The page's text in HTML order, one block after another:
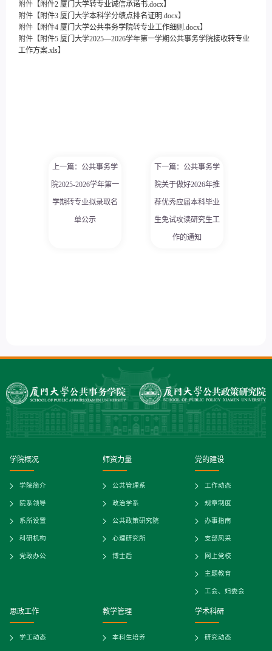
附件【 附件2 厦门大学转专业诚信承诺书.docx】
附件【 附件3 厦门大学本科学分绩点排名证明.docx】
附件【 附件4 厦门大学公共事务学院转专业工作细则.docx】
附件【 附件5 厦门大学2025—2026学年第一学期公共事务学院接收转专业
工作方案.xls】
上一篇：公共事务学
院2025-2026学年第一
学期转专业拟录取名
单公示
下一篇：公共事务学
院关于做好2026年推
荐优秀应届本科毕业
生免试攻读研究生工
作的通知
学院概况
学院简介
院系领导
系所设置
科研机构
党政办公
师资力量
公共管理系
政治学系
公共政策研究院
心理研究所
博士后
党的建设
工作动态
规章制度
办事指南
支部风采
网上党校
主题教育
工会、妇委会
思政工作
学工动态
教学管理
本科生培养
学术科研
研究动态